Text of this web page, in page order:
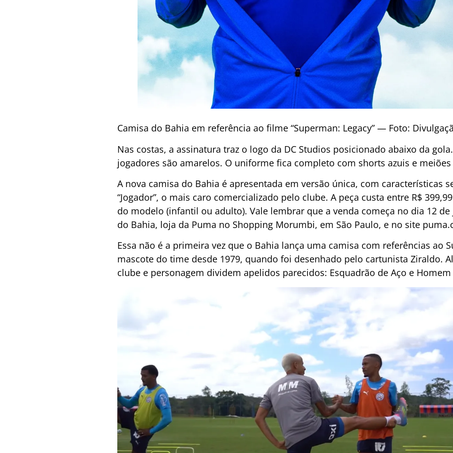
Camisa do Bahia em referência ao filme “Superman: Legacy” — Foto:
Nas costas, a assinatura traz o logo da DC Studios posicionado abaixo da
jogadores são amarelos. O uniforme fica completo com shorts azuis e
A nova camisa do Bahia é apresentada em versão única, com características
“Jogador”, o mais caro comercializado pelo clube. A peça custa entre R$
do modelo (infantil ou adulto). Vale lembrar que a venda começa no dia 12
do Bahia, loja da Puma no Shopping Morumbi, em São Paulo, e no site
Essa não é a primeira vez que o Bahia lança uma camisa com referências ao
mascote do time desde 1979, quando foi desenhado pelo cartunista Ziraldo.
clube e personagem dividem apelidos parecidos: Esquadrão de Aço e Homem